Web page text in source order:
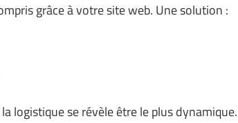
grâce à votre site web. Une solution :
logistique se révèle être le plus